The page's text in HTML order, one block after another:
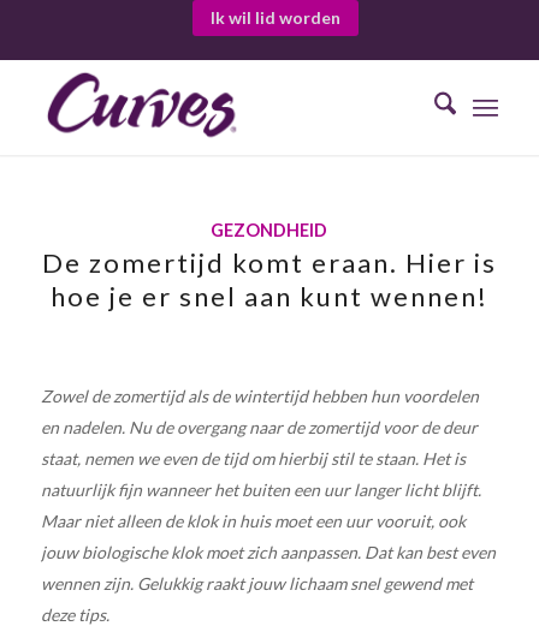
Ik wil lid worden
GEZONDHEID
De zomertijd komt eraan. Hier is
hoe je er snel aan kunt wennen!
Zowel de zomertijd als de wintertijd hebben hun voordelen
en nadelen. Nu de overgang naar de zomertijd voor de deur
staat, nemen we even de tijd om hierbij stil te staan. Het is
natuurlijk fijn wanneer het buiten een uur langer licht blijft.
Maar niet alleen de klok in huis moet een uur vooruit, ook
jouw biologische klok moet zich aanpassen. Dat kan best even
wennen zijn. Gelukkig raakt jouw lichaam snel gewend met
deze tips.